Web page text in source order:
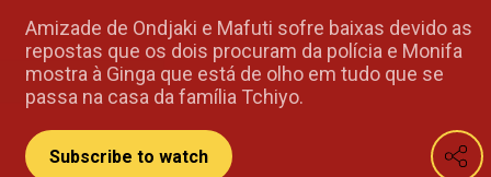
Amizade de Ondjaki e Mafuti sofre baixas devido as
repostas que os dois procuram da polícia e Monifa
mostra à Ginga que está de olho em tudo que se
passa na casa da família Tchiyo.
Subscribe to watch